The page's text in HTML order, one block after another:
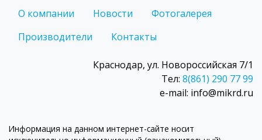
О компании Новости
Фотогалерея
Производители
Контакты
Краснодар, ул. Новороссийская 7/1
Тел: 8(861) 290 77 99
e-mail: info@mikrd.ru
Информация на данном интернет-сайте носит